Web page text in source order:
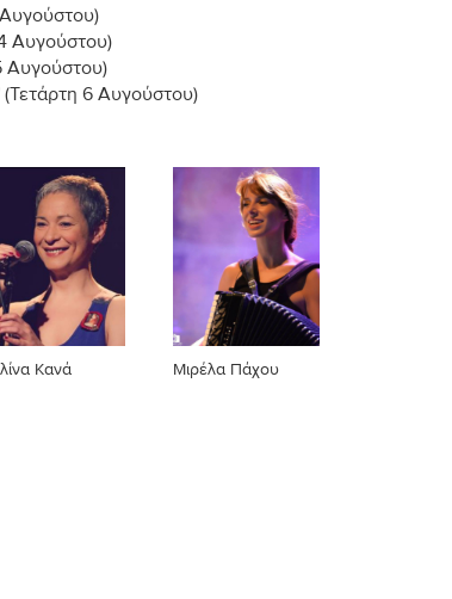
Αυγούστου)
Αυγούστου)
6 Αυγούστου)
Κανά Μιρέλα Πάχου